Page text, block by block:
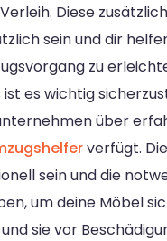
Diese
sein und dir
zu
es wichtig
über
verfügt.
sein und die
um deine Möbel
sie vor